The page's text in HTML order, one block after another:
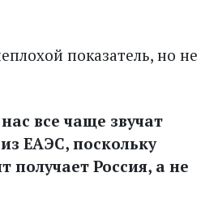
показатель, но не
все чаще звучат
ЕАЭС, поскольку
получает Россия, а не